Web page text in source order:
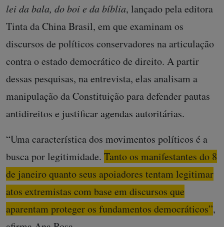
lei da bala, do boi e da bíblia, lançado pela editora
Tinta da China Brasil, em que examinam os
discursos de políticos conservadores na articulação
contra o estado democrático de direito. A partir
dessas pesquisas, na entrevista, elas analisam a
manipulação da Constituição para defender pautas
antidireitos e justificar agendas autoritárias.
“Uma característica dos movimentos políticos é a
busca por legitimidade. Tanto os manifestantes do 8
de janeiro quanto seus apoiadores tentam legitimar
atos extremistas com base em discursos que
aparentam proteger os fundamentos democráticos”,